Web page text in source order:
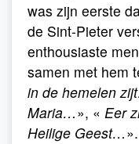
was zijn eerste
de Sint-Pieter
enthousiaste
samen met hem
in de hemelen
Maria…», « Eer
Heilige Geest…».